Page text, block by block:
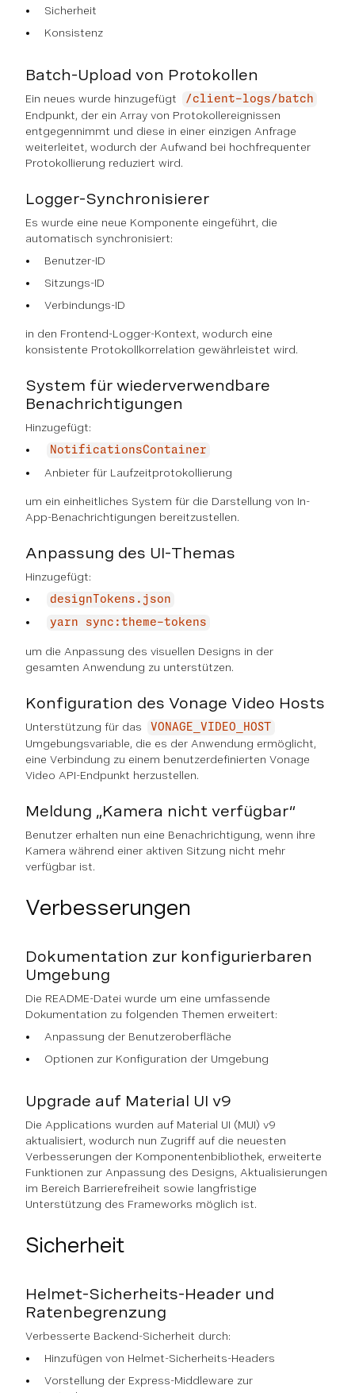
Sicherheit
Konsistenz
Batch-Upload von Protokollen
Ein neues wurde hinzugefügt /client-logs/batch
Endpunkt, der ein Array von Protokollereignissen
entgegennimmt und diese in einer einzigen Anfrage
weiterleitet, wodurch der Aufwand bei hochfrequenter
Protokollierung reduziert wird.
Logger-Synchronisierer
Es wurde eine neue Komponente eingeführt, die
automatisch synchronisiert:
Benutzer-ID
Sitzungs-ID
Verbindungs-ID
in den Frontend-Logger-Kontext, wodurch eine
konsistente Protokollkorrelation gewährleistet wird.
System für wiederverwendbare
Benachrichtigungen
Hinzugefügt:
NotificationsContainer
Anbieter für Laufzeitprotokollierung
um ein einheitliches System für die Darstellung von In-
App-Benachrichtigungen bereitzustellen.
Anpassung des UI-Themas
Hinzugefügt:
designTokens.json
yarn sync:theme-tokens
um die Anpassung des visuellen Designs in der
gesamten Anwendung zu unterstützen.
Konfiguration des Vonage Video Hosts
Unterstützung für das VONAGE_VIDEO_HOST
Umgebungsvariable, die es der Anwendung ermöglicht,
eine Verbindung zu einem benutzerdefinierten Vonage
Video API-Endpunkt herzustellen.
Meldung „Kamera nicht verfügbar“
Benutzer erhalten nun eine Benachrichtigung, wenn ihre
Kamera während einer aktiven Sitzung nicht mehr
verfügbar ist.
Verbesserungen
Dokumentation zur konfigurierbaren
Umgebung
Die README-Datei wurde um eine umfassende
Dokumentation zu folgenden Themen erweitert:
Anpassung der Benutzeroberfläche
Optionen zur Konfiguration der Umgebung
Upgrade auf Material UI v9
Die Applications wurden auf Material UI (MUI) v9
aktualisiert, wodurch nun Zugriff auf die neuesten
Verbesserungen der Komponentenbibliothek, erweiterte
Funktionen zur Anpassung des Designs, Aktualisierungen
im Bereich Barrierefreiheit sowie langfristige
Unterstützung des Frameworks möglich ist.
Sicherheit
Helmet-Sicherheits-Header und
Ratenbegrenzung
Verbesserte Backend-Sicherheit durch:
Hinzufügen von Helmet-Sicherheits-Headers
Vorstellung der Express-Middleware zur